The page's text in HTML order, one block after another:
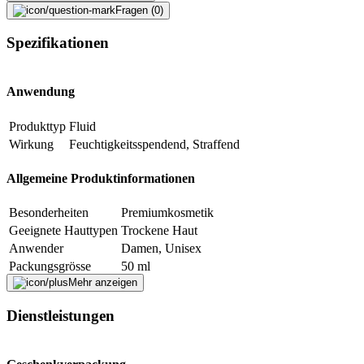
Fragen (0)
Spezifikationen
Anwendung
Produkttyp Fluid
Wirkung
Feuchtigkeitsspendend, Straffend
Allgemeine Produktinformationen
Besonderheiten
Premiumkosmetik
Geeignete Hauttypen Trockene Haut
Anwender
Damen, Unisex
Packungsgrösse
50 ml
Verpackungseinheit
1 Stück
Weitere Informationen
Mehr anzeigen
Dienstleistungen